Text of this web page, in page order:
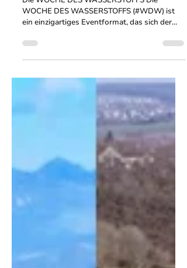
STARKES TEAM FÜR DEN
bekommt Unterstützung
Die WOCHE DES WASSERSTOFFS Die
ein einzigartiges Eventformat, das sich der
Zukunftstechnologie...